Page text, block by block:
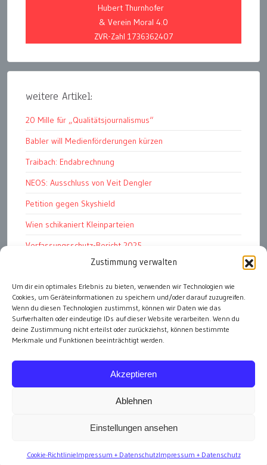
Zustimmung verwalten
Um dir ein optimales Erlebnis zu bieten, verwenden wir Technologien wie
Cookies, um Geräteinformationen zu speichern und/oder darauf zuzugreifen.
Wenn du diesen Technologien zustimmst, können wir Daten wie das
Surfverhalten oder eindeutige IDs auf dieser Website verarbeiten. Wenn du
deine Zustimmung nicht erteilst oder zurückziehst, können bestimmte
Merkmale und Funktionen beeinträchtigt werden.
Akzeptieren
Ablehnen
Einstellungen ansehen
Cookie-RichtlinieImpressum + DatenschutzImpressum + Datenschutz
Hubert Thurnhofer
& Verein Moral 4.0
ZVR-Zahl 1736362407
weitere Artikel:
20 Mille für „Qualitätsjournalismus“
Babler will Medienförderungen kürzen
Traibach: Endabrechnung
NEOS: Ausschluss von Veit Dengler
Petition gegen Skyshield
Wien schikaniert Kleinparteien
Verfassungsschutz-Bericht 2025
Ziel: endloser Krieg
110 statt 90 Mille Medienförderung
Strafen für „Integrations-Verweigerer“
alle Artikel
Impressum